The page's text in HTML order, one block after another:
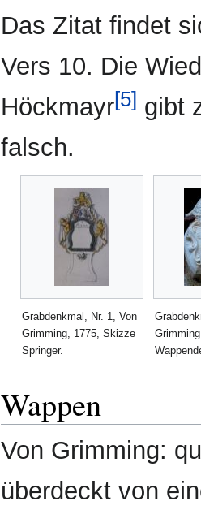
Das Zitat findet
Vers 10. Die
Höckmayr[5] gibt
falsch.
Grabdenkmal, Nr. 1, Von
Grimming, 1775, Skizze
Springer.
Wappen
Von Grimming:
überdeckt von